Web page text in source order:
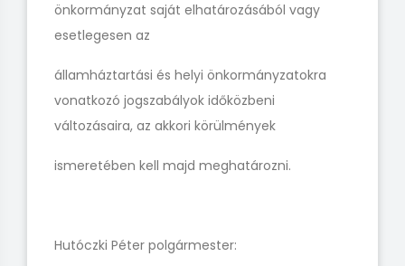
önkormányzat saját elhatározásából vagy
esetlegesen az
államháztartási és helyi önkormányzatokra
vonatkozó jogszabályok időközbeni
változásaira, az akkori körülmények
ismeretében kell majd meghatározni.
Hutóczki Péter polgármester: